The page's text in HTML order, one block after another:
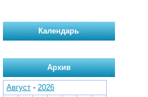
Календарь
Архив
Август - 2026